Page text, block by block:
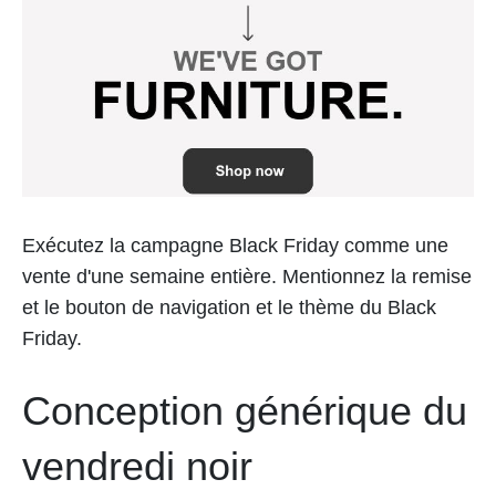
Exécutez la campagne Black Friday comme une
vente d'une semaine entière. Mentionnez la remise
et le bouton de navigation et le thème du Black
Friday.
Conception générique du
vendredi noir